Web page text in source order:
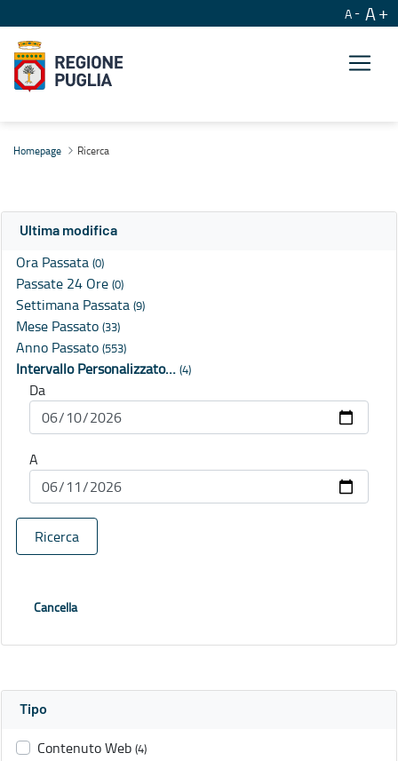
A A
Homepage Ricerca
Ultima modifica
Ora Passata (0)
Passate 24 Ore (0)
Settimana Passata (9)
Mese Passato (33)
Anno Passato (553)
Intervallo Personalizzato… (4)
Da
A
Ricerca
Cancella
Tipo
Contenuto Web (4)